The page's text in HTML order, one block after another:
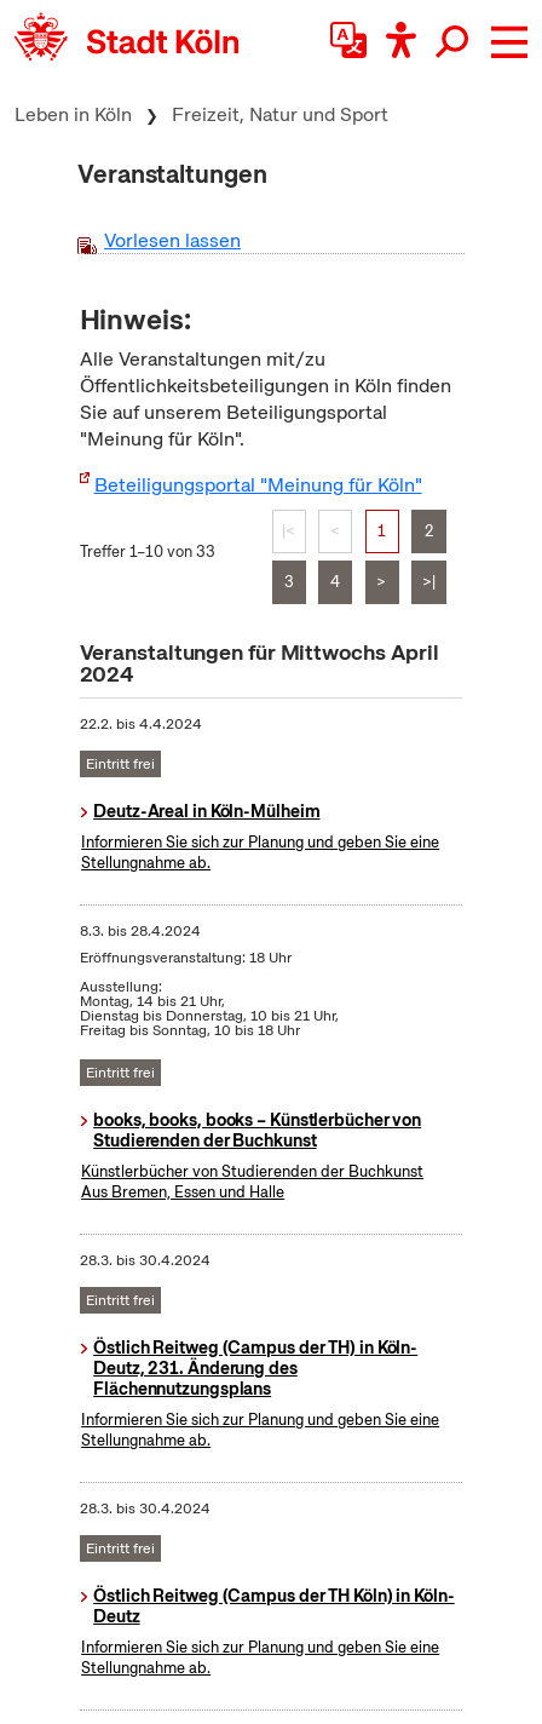
zum Inhalt springen
Leben in Köln Freizeit, Natur und Sport
Veranstaltungen
Vorlesen lassen
Hinweis:
Alle Veranstaltungen mit/zu
Öffentlichkeitsbeteiligungen in Köln finden
Sie auf unserem Beteiligungsportal
"Meinung für Köln".
Beteiligungsportal "Meinung für Köln"
Treffer 1–10 von 33
|< < 1 2
3 4 > >|
Veranstaltungen für Mittwochs April
2024
22.2. bis4.4.2024
Eintritt frei
Deutz-Areal in Köln-Mülheim
Informieren Sie sich zur Planung und geben Sie eine
Stellungnahme ab.
8.3. bis28.4.2024
Eröffnungsveranstaltung: 18 Uhr
Ausstellung:
Montag, 14 bis 21 Uhr,
Dienstag bis Donnerstag, 10 bis 21 Uhr,
Freitag bis Sonntag, 10 bis 18 Uhr
Eintritt frei
books, books, books – Künstlerbücher von
Studierenden der Buchkunst
Künstlerbücher von Studierenden der Buchkunst
Aus Bremen, Essen und Halle
28.3. bis30.4.2024
Eintritt frei
Östlich Reitweg (Campus der TH) in Köln-
Deutz, 231. Änderung des
Flächennutzungsplans
Informieren Sie sich zur Planung und geben Sie eine
Stellungnahme ab.
28.3. bis30.4.2024
Eintritt frei
Östlich Reitweg (Campus der TH Köln) in Köln-
Deutz
Informieren Sie sich zur Planung und geben Sie eine
Stellungnahme ab.